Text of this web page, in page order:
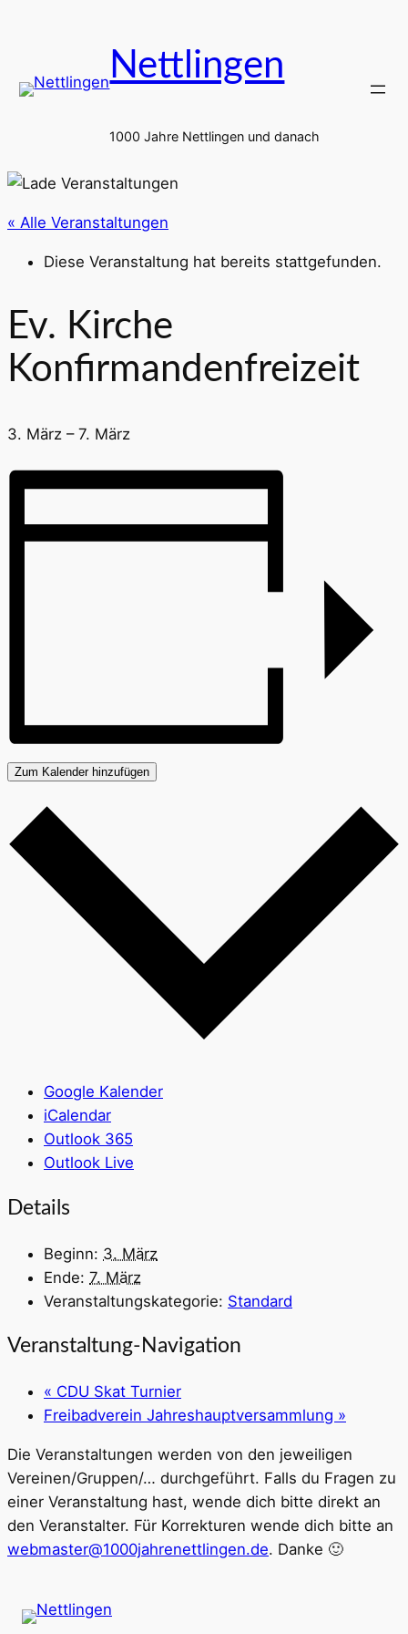
Nettlingen
1000 Jahre Nettlingen und danach
« Alle Veranstaltungen
Diese Veranstaltung hat bereits stattgefunden.
Ev. Kirche
Konfirmandenfreizeit
3. März – 7. März
Zum Kalender hinzufügen
Google Kalender
iCalendar
Outlook 365
Outlook Live
Details
Beginn: 3. März
Ende: 7. März
Veranstaltungskategorie: Standard
Veranstaltung-Navigation
« CDU Skat Turnier
Freibadverein Jahreshauptversammlung »
Die Veranstaltungen werden von den jeweiligen
Vereinen/Gruppen/… durchgeführt. Falls du Fragen zu
einer Veranstaltung hast, wende dich bitte direkt an
den Veranstalter. Für Korrekturen wende dich bitte an
webmaster@1000jahrenettlingen.de. Danke 🙂